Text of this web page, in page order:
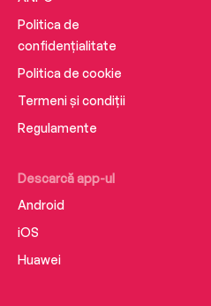
Descarcă app-ul
Android
iOS
Huawei
Politica de
confidențialitate
Politica de cookie
Termeni și condiții
Regulamente